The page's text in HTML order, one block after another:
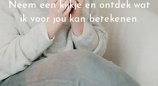
Neem een kijkje en ontdek wat
ik voor jou kan betekenen.